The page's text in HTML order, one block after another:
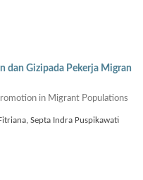
dan Gizipada Pekerja Migran
in Migrant Populations
Septa Indra Puspikawati